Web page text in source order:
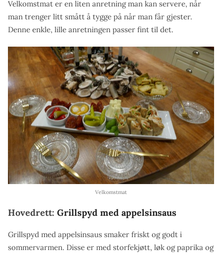
Velkomstmat er en liten anretning man kan servere, når
man trenger litt smått å tygge på når man får gjester.
Denne enkle, lille anretningen passer fint til det.
Velkomstmat
Hovedrett: Grillspyd med appelsinsaus
Grillspyd med appelsinsaus smaker friskt og godt i
sommervarmen. Disse er med storfekjøtt, løk og paprika og